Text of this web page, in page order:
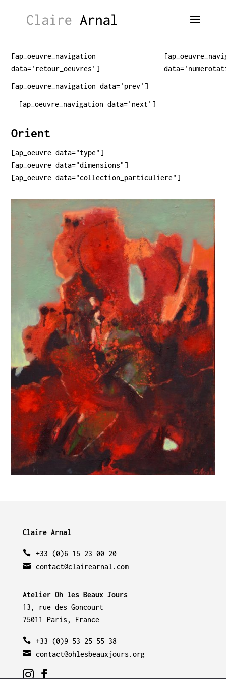
[ap_oeuvre_navigation
data='retour_oeuvres']
[ap_oeuvre_navigation data='prev']
[ap_oeuvre_navigation data='next']
Orient
[ap_oeuvre data="type"]
[ap_oeuvre data="dimensions"]
[ap_oeuvre data="collection_particuliere"]
Claire Arnal
+33 (0)6 15 23 00 20
contact@clairearnal.com
Atelier Oh les Beaux Jours
13, rue des Goncourt
75011 Paris, France
+33 (0)9 53 25 55 38
contact@ohlesbeauxjours.org